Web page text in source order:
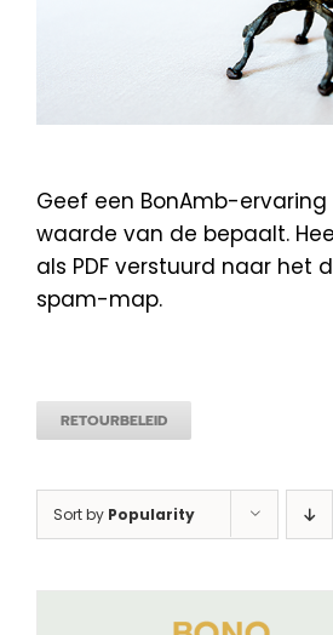
Geef een BonAmb-
waarde van de bepaalt.
als PDF verstuurd naar
spam-map.
RETOURBELEID
Sort by Popularity